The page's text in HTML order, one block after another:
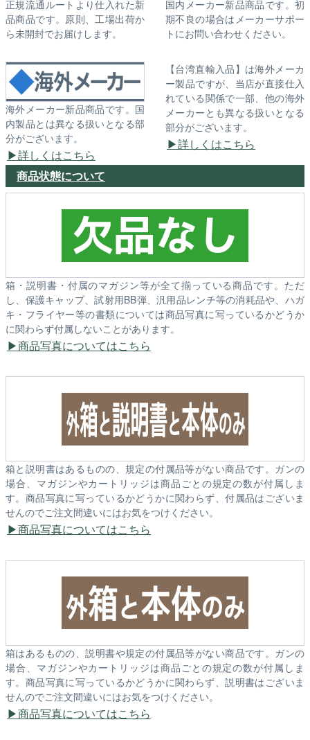
正規流通ルートより仕入れた新
品商品です。原則、工場出荷か
ら未開封でお届けします。
国内メーカー新品商品です。初
期不良の場合はメーカーサポー
トにお問い合わせください。
海外メーカー新品商品です。国
内製品とは異なる扱いとなる部
分がございます。
詳しくはこちら
【台湾直輸入品】は海外メーカ
ー製品ですが、当店が直接仕入
れている関係で一部、他の海外
メーカーとも異なる扱いとなる
部分がございます。
詳しくはこちら
商品状態について
箱・説明書・付属のマガジン等が全て揃っている商品です。ただ
し、保護キャップ、試射用BB弾、汎用品レンチ等の消耗品や、ハガ
キ・フライヤー等の書類については商品写真に写っているかどうか
に関わらず付属しないことがあります。
商品写真についてはこちら
箱と説明書はあるものの、規定の付属品等がない商品です。ガンの
場合、マガジンやカートリッジは商品ごとの規定の数が付属しま
す。商品写真に写っているかどうかに関わらず、付属品はございま
せんのでご注文間違いにはお気をつけください。
商品写真についてはこちら
箱はあるものの、説明書や規定の付属品等がない商品です。ガンの
場合、マガジンやカートリッジは商品ごとの規定の数が付属しま
す。商品写真に写っているかどうかに関わらず、説明書はございま
せんのでご注文間違いにはお気をつけください。
商品写真についてはこちら